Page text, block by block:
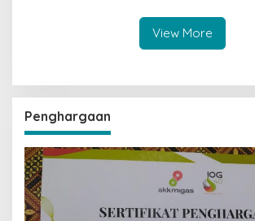
View More
Penghargaan